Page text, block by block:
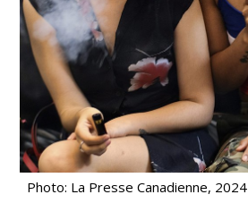
Photo: La Presse Canadienne, 2024